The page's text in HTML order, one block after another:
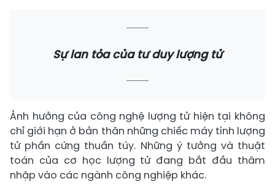
Sự lan tỏa của tư duy lượng tử
Ảnh hưởng của công nghệ lượng tử hiện tại không
chỉ giới hạn ở bản thân những chiếc máy tính lượng
tử phần cứng thuần túy. Những ý tưởng và thuật
toán của cơ học lượng tử đang bắt đầu thâm
nhập vào các ngành công nghiệp khác.